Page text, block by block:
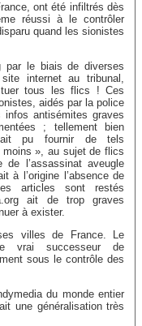
ont été infiltrés dès
réussi à le contrôler
quand les sionistes
par le biais de diverses
internet au tribunal,
tuer tous les flics ! Ces
aidés par la police
antisémites graves
; tellement bien
pu fournir de tels
moins », au sujet de flics
l’assassinat aveugle
à l’origine l’absence de
articles sont restés
ait de trop graves
à exister.
villes de France. Le
vrai successeur de
sous le contrôle des
du monde entier
une généralisation très